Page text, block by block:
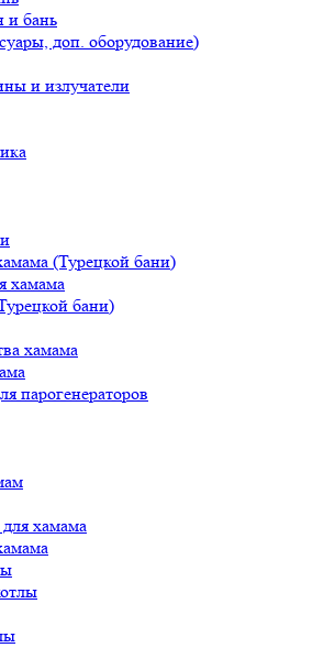
и бань
доп. оборудование)
и излучатели
(Турецкой бани)
хамама
бани)
хамама
парогенераторов
хамама